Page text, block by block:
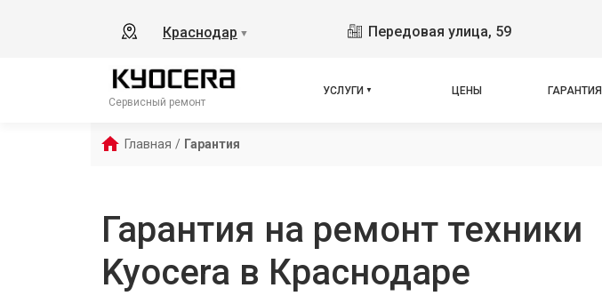
Краснодар ▼ Передовая улица, 59
Сервисный ремонт
УСЛУГИ ЦЕНЫ ГАРАНТИЯ
Главная / Гарантия
Гарантия на ремонт техники
Kyocera в Краснодаре